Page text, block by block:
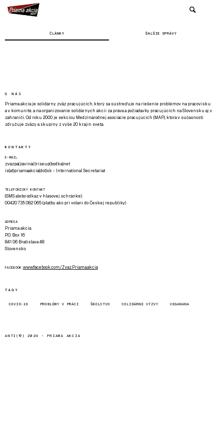
ČLÁNKY ĎALŠIE SPRÁVY
O NÁS
Priama akcia je solidárny zväz pracujúcich, ktorý sa sústreďuje na riešenie problémov na pracovisku
a v komunite, a na organizovanie solidárnych akcií za práva a požiadavky pracujúcich na Slovensku aj v
zahraničí. Od roku 2000 je sekciou Medzinárodnej asociácie pracujúcich (MAP), ktorá v súčasnosti
združuje zväzy a skupiny z vyše 20 krajín sveta.
KONTAKTY
E-MAIL
zvazpa(zavináč)riseup(bodka)net
is(at)priamaakcia(dot)sk - International Secretariat
TELEFONICKÝ KONTAKT
(SMS alebo odkaz v hlasovej schránke):
00420 735 082 065 (platby ako pri volaní do Českej republiky)
ADRESA
Priama akcia
P.O. Box 16
841 06 Bratislava 48
Slovensko
FACEBOOK www.facebook.com/Zvaz.Priama.akcia
TAGY
COVID-19 PROBLÉMY V PRÁCI ŠKOLSTVO SOLIDÁRNE VÝZVY VEGANANA
ANTI(©) 2024 - PRIAMA AKCIA